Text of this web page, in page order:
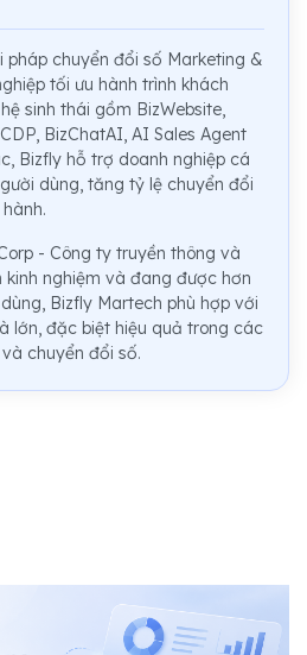
pháp chuyển đổi số Marketing &
tối ưu hành trình khách
sinh thái gồm BizWebsite,
BizChatAI, AI Sales Agent
Bizfly hỗ trợ doanh nghiệp cá
dùng, tăng tỷ lệ chuyển đổi
- Công ty truyền thông và
nghiệm và đang được hơn
Bizfly Martech phù hợp với
lớn, đặc biệt hiệu quả trong các
chuyển đổi số.